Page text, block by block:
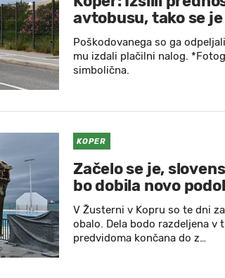
avtobusu, tako se
Poškodovanega so ga
mu izdali plačilni nalog.
simbolična.
KOPER
Začelo se je,
bo dobila novo
V Žusterni v Kopru so te dni
obalo. Dela bodo razdeljena v
predvidoma končana do z…